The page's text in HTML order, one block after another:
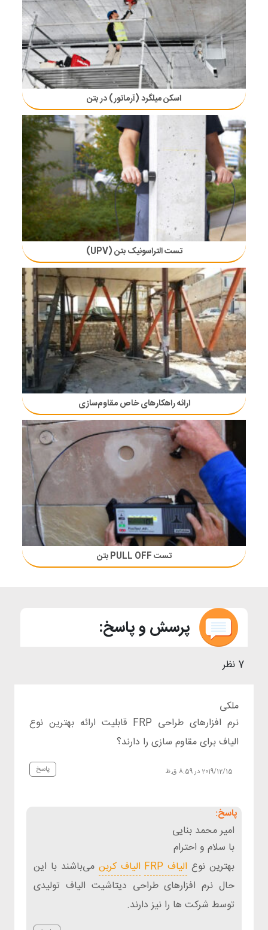
اسکن میلگرد (آرماتور) در بتن
تست التراسونیک بتن (UPV)
ارائه راهکارهای خاص مقاوم‌سازی
تست PULL OFF بتن
پرسش و پاسخ:
7 نظر
ملکی
2019/12/15 در 8:59 ق.ظ
نرم افزارهای طراحی FRP قابلیت ارائه بهترین نوع
الیاف برای مقاوم سازی را دارند؟
پاسخ
امیر محمد بنایی
با سلام و احترام
بهترین نوع الیاف FRP الیاف کربن می‌باشند با این
حال نرم افزارهای طراحی دیتاشیت الیاف تولیدی
توسط شرکت ها را نیز دارند.